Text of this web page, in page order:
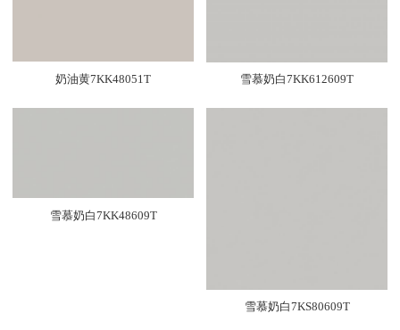
奶油黄7KK48051T 雪慕奶白7KK612609T
雪慕奶白7KK48609T
雪慕奶白7KS80609T